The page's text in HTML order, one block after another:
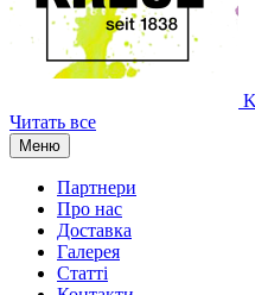
Читать все
Меню
Партнери
Про нас
Доставка
Галерея
Статтi